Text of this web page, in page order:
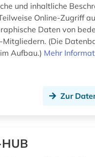
und inhaltliche
Online-Zugriff
Daten von
(Die
Aufbau.) Mehr
Zur